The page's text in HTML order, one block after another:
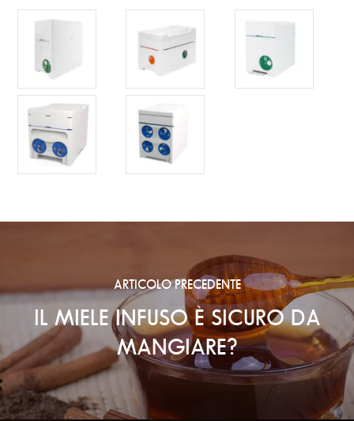
ARTICOLO PRECEDENTE
IL MIELE INFUSO È SICURO DA
MANGIARE?